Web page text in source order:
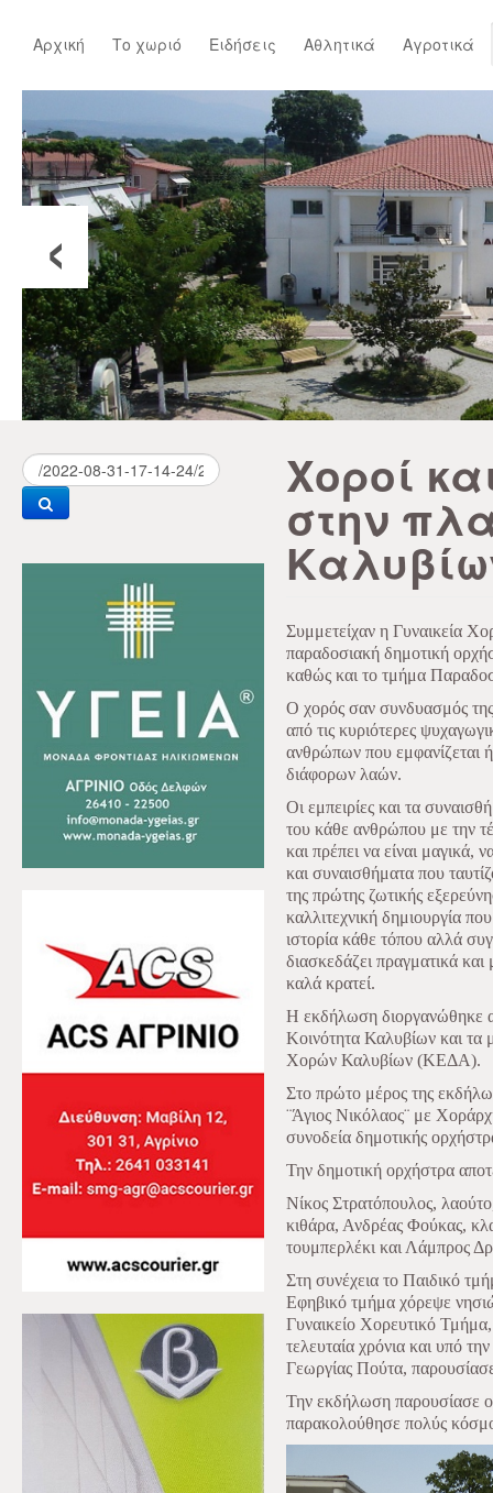
Αρχική Το χωριό Ειδήσεις Αθλητικά Αγροτικά
‹
Χοροί
στην
Συμμετείχαν η Γυναικεία
παραδοσιακή δημοτική
καθώς και το τμήμα
Ο χορός σαν συνδυασμός της
από τις κυριότερες
ανθρώπων που εμφανίζεται
διάφορων λαών.
Οι εμπειρίες και τα
του κάθε ανθρώπου με την
και πρέπει να είναι μαγικά,
και συναισθήματα που
της πρώτης ζωτικής
καλλιτεχνική δημιουργία
ιστορία κάθε τόπου αλλά
διασκεδάζει πραγματικά
καλά κρατεί.
Η εκδήλωση διοργανώθηκε
Κοινότητα Καλυβίων και
Χορών Καλυβίων (ΚΕΔΑ).
Στο πρώτο μέρος της
¨Άγιος Νικόλαος¨ με
συνοδεία δημοτικής
Την δημοτική ορχήστρα
Νίκος Στρατόπουλος,
κιθάρα, Ανδρέας Φούκας,
τουμπερλέκι και Λάμπρος
Στη συνέχεια το Παιδικό
Εφηβικό τμήμα χόρεψε
Γυναικείο Χορευτικό
τελευταία χρόνια και υπό
Γεωργίας Πούτα,
Την εκδήλωση παρουσίασε
παρακολούθησε πολύς